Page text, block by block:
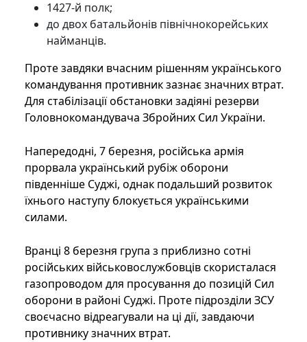
1427-й полк;
до двох батальйонів північнокорейських
найманців.
Проте завдяки вчасним рішенням українського
командування противник зазнає значних втрат.
Для стабілізації обстановки задіяні резерви
Головнокомандувача Збройних Сил України.
Напередодні, 7 березня, російська армія
прорвала український рубіж оборони
південніше Суджі, однак подальший розвиток
їхнього наступу блокується українськими
силами.
Вранці 8 березня група з приблизно сотні
російських військовослужбовців скористалася
газопроводом для просування до позицій Сил
оборони в районі Суджі. Проте підрозділи ЗСУ
своєчасно відреагували на ці дії, завдаючи
противнику значних втрат.